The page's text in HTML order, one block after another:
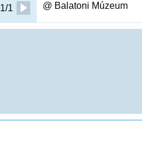
1/1 @ Balatoni Múzeum